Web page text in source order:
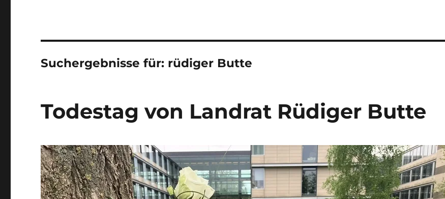
Suchergebnisse für: rüdiger Butte
Todestag von Landrat Rüdiger Butte